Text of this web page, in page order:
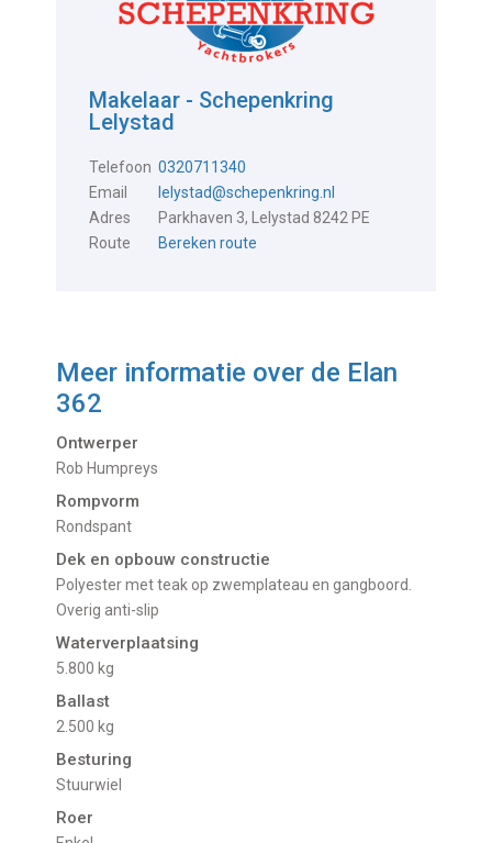
Makelaar - Schepenkring
Lelystad
Telefoon 0320711340
Email
lelystad@schepenkring.nl
Adres
Parkhaven 3, Lelystad 8242 PE
Route
Bereken route
Meer informatie over de Elan
362
Ontwerper
Rob Humpreys
Rompvorm
Rondspant
Dek en opbouw constructie
Polyester met teak op zwemplateau en gangboord.
Overig anti-slip
Waterverplaatsing
5.800 kg
Ballast
2.500 kg
Besturing
Stuurwiel
Roer